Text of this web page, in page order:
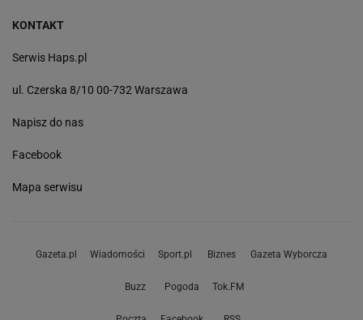
KONTAKT
Serwis Haps.pl
ul. Czerska 8/10 00-732 Warszawa
Napisz do nas
Facebook
Mapa serwisu
Gazeta.pl Wiadomości Sport.pl Biznes Gazeta Wyborcza
Buzz Pogoda Tok.FM